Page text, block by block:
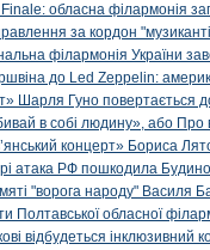
обласна філармонія
за кордон
філармонія України
до Led Zeppelin:
Шарля Гуно повертається
в собі людину», або Про
концерт» Бориса
атака РФ пошкодила
"ворога народу" Василя
Полтавської обласної
відбудеться інклюзивний